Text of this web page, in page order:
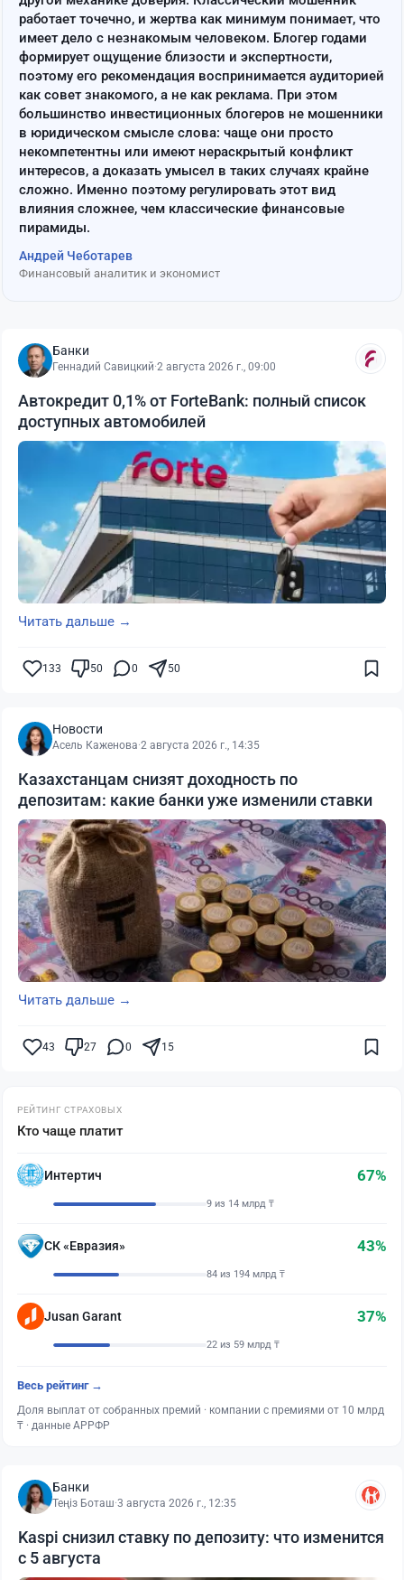
работает точечно, и жертва как минимум понимает, что
имеет дело с незнакомым человеком. Блогер годами
формирует ощущение близости и экспертности,
поэтому его рекомендация воспринимается аудиторией
как совет знакомого, а не как реклама. При этом
большинство инвестиционных блогеров не мошенники
в юридическом смысле слова: чаще они просто
некомпетентны или имеют нераскрытый конфликт
интересов, а доказать умысел в таких случаях крайне
сложно. Именно поэтому регулировать этот вид
влияния сложнее, чем классические финансовые
пирамиды.
Андрей Чеботарев
Финансовый аналитик и экономист
Банки
Геннадий Савицкий·2 августа 2026 г., 09:00
Автокредит 0,1% от ForteBank: полный список
доступных автомобилей
Читать дальше →
133 50 0 50
Новости
Асель Каженова·2 августа 2026 г., 14:35
Казахстанцам снизят доходность по
депозитам: какие банки уже изменили ставки
Читать дальше →
43 27 0 15
РЕЙТИНГ СТРАХОВЫХ
Кто чаще платит
Интертич 67%
9 из 14 млрд ₸
СК «Евразия» 43%
84 из 194 млрд ₸
Jusan Garant 37%
22 из 59 млрд ₸
Весь рейтинг →
Доля выплат от собранных премий · компании с премиями от 10 млрд
₸ · данные АРРФР
Банки
Теңіз Боташ·3 августа 2026 г., 12:35
Kaspi снизил ставку по депозиту: что изменится
с 5 августа